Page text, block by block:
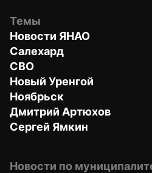
Темы
Новости ЯНАО
Салехард
СВО
Новый Уренгой
Ноябрьск
Дмитрий Артюхов
Сергей Ямкин
Новости по